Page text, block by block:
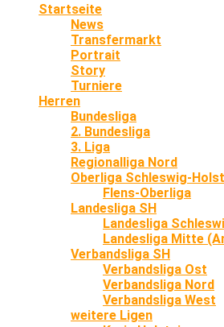
Startseite
News
Transfermarkt
Portrait
Story
Turniere
Herren
Bundesliga
2. Bundesliga
3. Liga
Regionalliga Nord
Oberliga Schleswig-
Flens-Oberliga
Landesliga SH
Landesliga
Landesliga Mitte
Verbandsliga SH
Verbandsliga Ost
Verbandsliga Nord
Verbandsliga West
weitere Ligen